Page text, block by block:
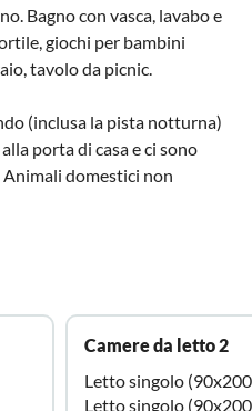
Bagno con vasca, lavabo e
giochi per bambini
tavolo da picnic.
(inclusa la pista notturna)
porta di casa e ci sono
domestici non
Camere da letto 2
Letto singolo
Letto singolo